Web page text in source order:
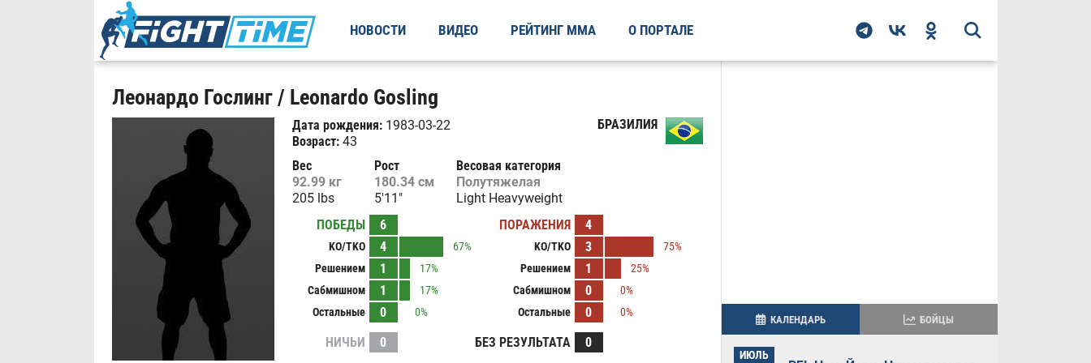
НОВОСТИ ВИДЕО РЕЙТИНГ ММА О ПОРТАЛЕ
Леонардо Гослинг / Leonardo Gosling
Дата рождения:1983-03-22
Возраст:43
БРАЗИЛИЯ
Вес
92.99 кг
205 lbs
Рост
180.34 см
5'11"
Весовая категория
Полутяжелая
Light Heavyweight
ПОБЕДЫ
6
KO/TKO 4
67%
Решением
1
17%
Сабмишном
1
17%
Остальные
0 0%
ПОРАЖЕНИЯ 4
KO/TKO 3
75%
Решением
1
25%
Сабмишном
0
0%
Остальные
0 0%
НИЧЬИ 0 БЕЗ РЕЗУЛЬТАТА 0
КАЛЕНДАРЬ БОЙЦЫ
ИЮЛЬ